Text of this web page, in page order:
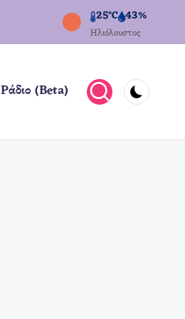
25°C 43%
Ηλιόλουστος
Ράδιο (Beta)